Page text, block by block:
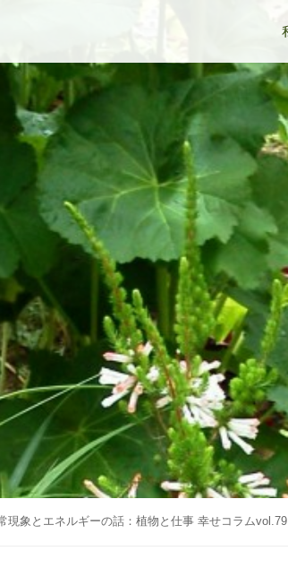
現象とエネルギーの話：植物と仕事 幸せコラムvol.79